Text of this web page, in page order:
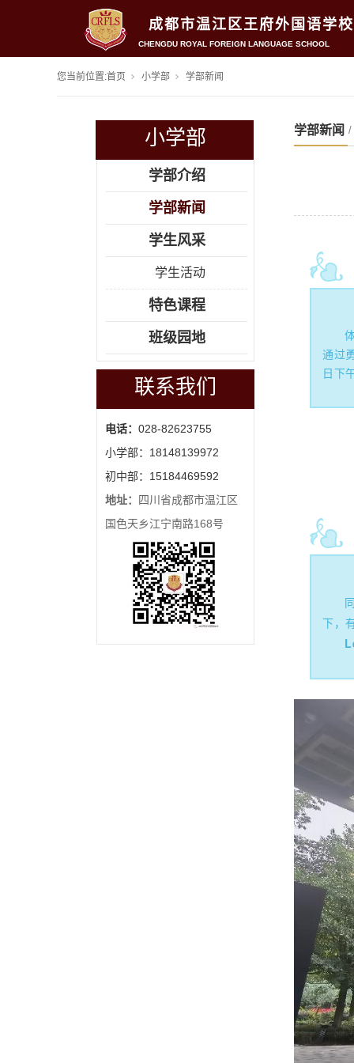
成都市温江区王府外国语学校
CHENGDU ROYAL FOREIGN LANGUAGE SCHOOL
您当前位置:首页 小学部 学部新闻
小学部
学部介绍
学部新闻
学生风采
学生活动
特色课程
班级园地
联系我们
电话： 028-82623755
小学部：18148139972
初中部：15184469592
地址：
四川省成都市温江区
国色天乡江宁南路168号
学部新闻 /
通过
日下
下，